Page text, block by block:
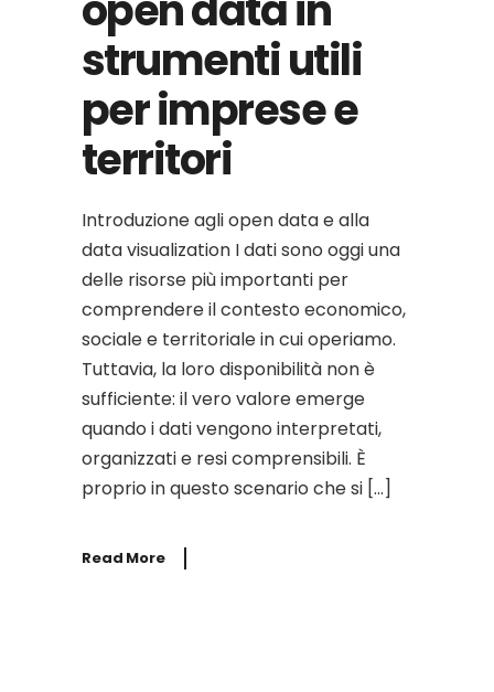
strumenti utili
per imprese e
territori
Introduzione agli open data e alla
data visualization I dati sono oggi una
delle risorse più importanti per
comprendere il contesto economico,
sociale e territoriale in cui operiamo.
Tuttavia, la loro disponibilità non è
sufficiente: il vero valore emerge
quando i dati vengono interpretati,
organizzati e resi comprensibili. È
proprio in questo scenario che si […]
Read More